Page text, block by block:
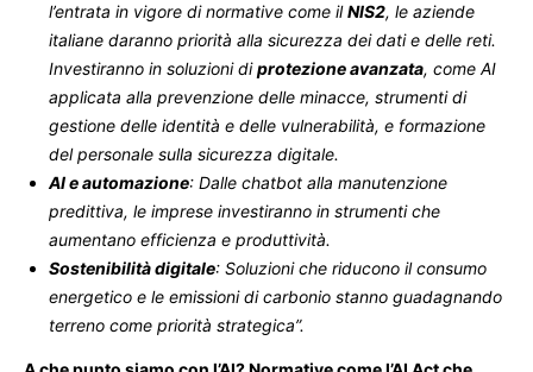
l’entrata in vigore di normative come ilNIS2, le aziende
italiane daranno priorità alla sicurezza dei dati e delle reti.
Investiranno in soluzioni diprotezione avanzata, come AI
applicata alla prevenzione delle minacce, strumenti di
gestione delle identità e delle vulnerabilità, e formazione
del personale sulla sicurezza digitale.
AI e automazione: Dalle chatbot alla manutenzione
predittiva, le imprese investiranno in strumenti che
aumentano efficienza e produttività.
Sostenibilità digitale: Soluzioni che riducono il consumo
energetico e le emissioni di carbonio stanno guadagnando
terreno come priorità strategica”.